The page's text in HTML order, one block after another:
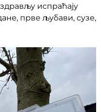
испраћају
прве љубави, сузе,